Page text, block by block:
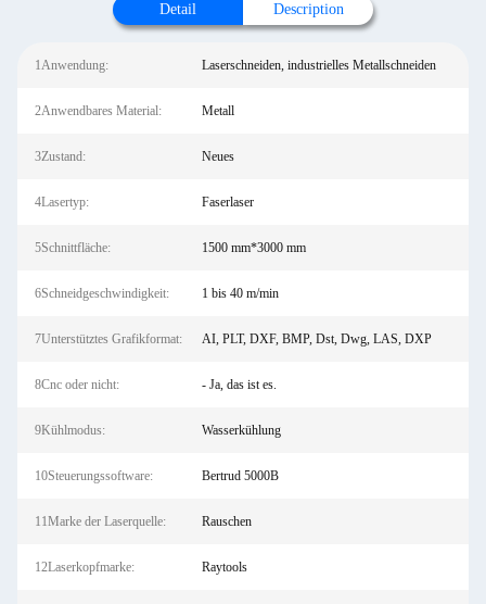
Detail Description
1Anwendung: Laserschneiden, industrielles Metallschneiden
2Anwendbares Material: Metall
3Zustand: Neues
4Lasertyp: Faserlaser
5Schnittfläche: 1500 mm*3000 mm
6Schneidgeschwindigkeit: 1 bis 40 m/min
7Unterstütztes Grafikformat: AI, PLT, DXF, BMP, Dst, Dwg, LAS, DXP
8Cnc oder nicht: - Ja, das ist es.
9Kühlmodus: Wasserkühlung
10Steuerungssoftware: Bertrud 5000B
11Marke der Laserquelle: Rauschen
12Laserkopfmarke: Raytools